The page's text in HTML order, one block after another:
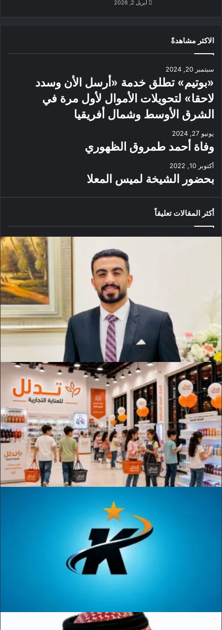
أبريل 2, 2026
الاكثر مشاهدةً
سبتمبر 20, 2024
«بوتيم» تطلق خدمة «أرسل الأن وسدد
لاحقا» لتحويلات الأموال لأول مرة في
الشرق الأوسط وشمال أفريقيا
يونيو 27, 2024
وفاة أحمد طمروق الظهوري
أكتوبر 10, 2022
بحضور الشيخة لميس المعلا
أكثر المقالات تعليقاً